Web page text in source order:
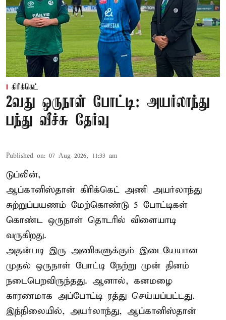
கிரிக்கெட்
2வது ஒருநாள் போட்டி: அயர்லாந்து
பந்து வீச்சு தேர்வு
Published on: 07 Aug 2026, 11:33 am
டுப்லின்,
ஆப்கானிஸ்தான் கிரிக்கெட் அணி அயர்லாந்து
சுற்றுப்பயணம் மேற்கொண்டு 5 போட்டிகள்
கொண்ட ஒருநாள் தொடரில் விளையாடி
வருகிறது.
அதன்படி இரு அணிகளுக்கும் இடையேயான
முதல் ஒருநாள் போட்டி நேற்று முன் தினம்
நடைபெறவிருந்தது. ஆனால், கனமழை
காரணமாக அப்போட்டி ரத்து செய்யப்பட்டது.
இந்நிலையில், அயர்லாந்து, ஆப்கானிஸ்தான்